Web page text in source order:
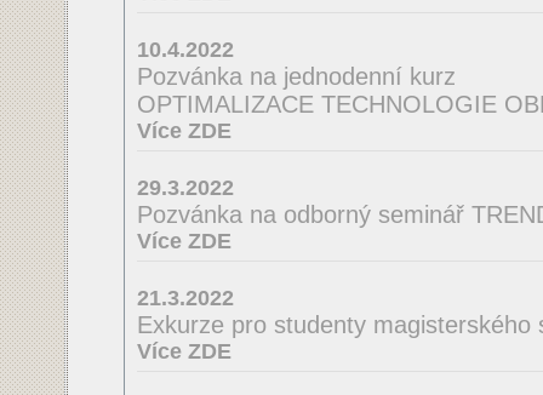
10.4.2022
Pozvánka na jednodenní kurz
OPTIMALIZACE TECHNOLOGIE
Více ZDE
29.3.2022
Pozvánka na odborný seminář
Více ZDE
21.3.2022
Exkurze pro studenty magisterského
Více ZDE